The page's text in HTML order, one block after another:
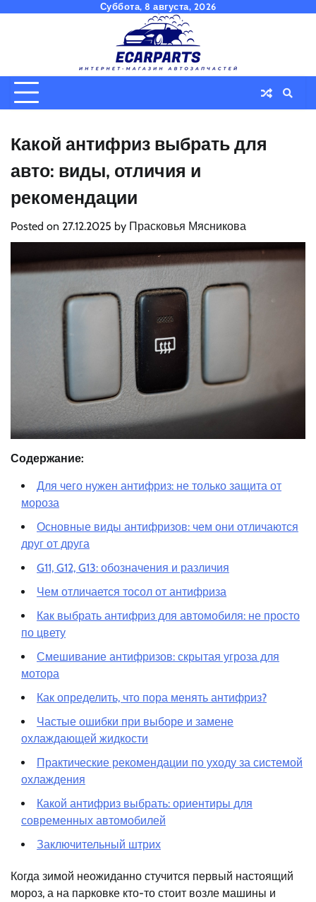
Суббота, 8 августа, 2026
Какой антифриз выбрать для
авто: виды, отличия и
рекомендации
Posted on 27.12.2025 by Прасковья Мясникова
Содержание:
Для чего нужен антифриз: не только защита от
мороза
Основные виды антифризов: чем они отличаются
друг от друга
G11, G12, G13: обозначения и различия
Чем отличается тосол от антифриза
Как выбрать антифриз для автомобиля: не просто
по цвету
Смешивание антифризов: скрытая угроза для
мотора
Как определить, что пора менять антифриз?
Частые ошибки при выборе и замене
охлаждающей жидкости
Практические рекомендации по уходу за системой
охлаждения
Какой антифриз выбрать: ориентиры для
современных автомобилей
Заключительный штрих
Когда зимой неожиданно стучится первый настоящий
мороз, а на парковке кто-то стоит возле машины и